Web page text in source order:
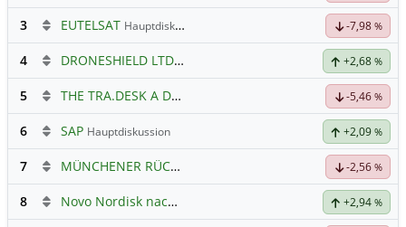
3 EUTELSAT Hauptdiskussion -7,98 %
4 DRONESHIELD LTDHauptdiskussion +2,68 %
5 THE TRA.DESK A DL-,000001 -5,46 %
6 SAP Hauptdiskussion +2,09 %
7 MÜNCHENER RÜCK -2,56 %
8 Novo Nordisk nach Split +2,94 %